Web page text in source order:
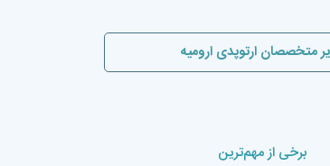
متخصصان ارتوپدی ارومیه
برخی از مهم‌ترین